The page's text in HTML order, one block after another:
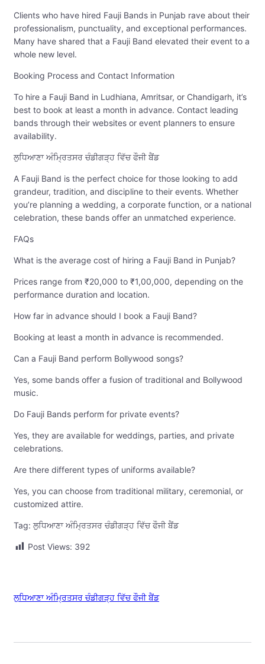
Clients who have hired Fauji Bands in Punjab rave about their
professionalism, punctuality, and exceptional performances.
Many have shared that a Fauji Band elevated their event to a
whole new level.
Booking Process and Contact Information
To hire a Fauji Band in Ludhiana, Amritsar, or Chandigarh, it’s
best to book at least a month in advance. Contact leading
bands through their websites or event planners to ensure
availability.
ਲੁਧਿਆਣਾ ਅੰਮ੍ਰਿਤਸਰ ਚੰਡੀਗੜ੍ਹ ਵਿੱਚ ਫੌਜੀ ਬੈਂਡ
A Fauji Band is the perfect choice for those looking to add
grandeur, tradition, and discipline to their events. Whether
you’re planning a wedding, a corporate function, or a national
celebration, these bands offer an unmatched experience.
FAQs
What is the average cost of hiring a Fauji Band in Punjab?
Prices range from ₹20,000 to ₹1,00,000, depending on the
performance duration and location.
How far in advance should I book a Fauji Band?
Booking at least a month in advance is recommended.
Can a Fauji Band perform Bollywood songs?
Yes, some bands offer a fusion of traditional and Bollywood
music.
Do Fauji Bands perform for private events?
Yes, they are available for weddings, parties, and private
celebrations.
Are there different types of uniforms available?
Yes, you can choose from traditional military, ceremonial, or
customized attire.
Tag: ਲੁਧਿਆਣਾ ਅੰਮ੍ਰਿਤਸਰ ਚੰਡੀਗੜ੍ਹ ਵਿੱਚ ਫੌਜੀ ਬੈਂਡ
Post Views: 392
ਲੁਧਿਆਣਾ ਅੰਮ੍ਰਿਤਸਰ ਚੰਡੀਗੜ੍ਹ ਵਿੱਚ ਫੌਜੀ ਬੈਂਡ